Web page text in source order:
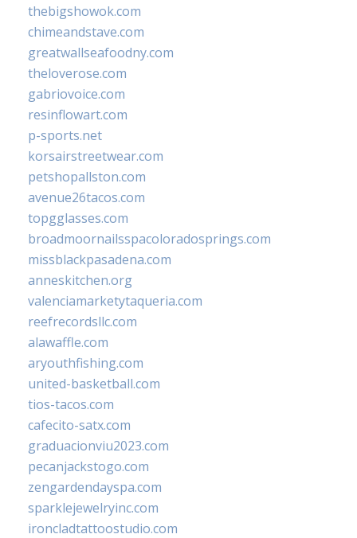
thebigshowok.com
chimeandstave.com
greatwallseafoodny.com
theloverose.com
gabriovoice.com
resinflowart.com
p-sports.net
korsairstreetwear.com
petshopallston.com
avenue26tacos.com
topgglasses.com
broadmoornailsspacoloradosprings.com
missblackpasadena.com
anneskitchen.org
valenciamarketytaqueria.com
reefrecordsllc.com
alawaffle.com
aryouthfishing.com
united-basketball.com
tios-tacos.com
cafecito-satx.com
graduacionviu2023.com
pecanjackstogo.com
zengardendayspa.com
sparklejewelryinc.com
ironcladtattoostudio.com